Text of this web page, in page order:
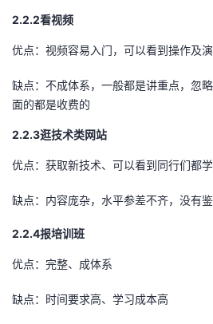
2.2.2看视频
优点：视频容易入门，可以看到操作及
缺点：不成体系，一般都是讲重点，忽
面的都是收费的
2.2.3逛技术类网站
优点：获取新技术、可以看到同行们都
缺点：内容庞杂，水平参差不齐，没有
2.2.4报培训班
优点：完整、成体系
缺点：时间要求高、学习成本高